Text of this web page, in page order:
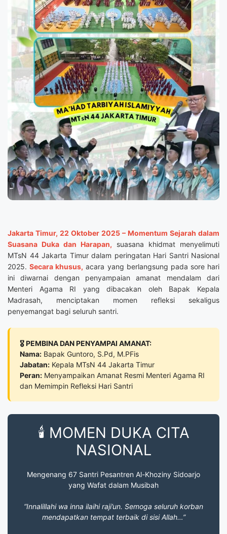
Jakarta Timur, 22 Oktober 2025 – Momentum Sejarah dalam
Suasana Duka dan Harapan, suasana khidmat menyelimuti
MTsN 44 Jakarta Timur dalam peringatan Hari Santri Nasional
2025.Secara khusus, acara yang berlangsung pada sore hari
ini diwarnai dengan penyampaian amanat mendalam dari
Menteri Agama RI yang dibacakan oleh Bapak Kepala
Madrasah, menciptakan momen refleksi sekaligus
penyemangat bagi seluruh santri.
🎖️ PEMBINA DAN PENYAMPAI AMANAT:
Nama: Bapak Guntoro, S.Pd, M.PFis
Jabatan: Kepala MTsN 44 Jakarta Timur
Peran: Menyampaikan Amanat Resmi Menteri Agama RI
dan Memimpin Refleksi Hari Santri
🕯️ MOMEN DUKA CITA
NASIONAL
Mengenang 67 Santri Pesantren Al-Khoziny Sidoarjo
yang Wafat dalam Musibah
“Innalillahi wa inna ilaihi raji’un. Semoga seluruh korban
mendapatkan tempat terbaik di sisi Allah…”